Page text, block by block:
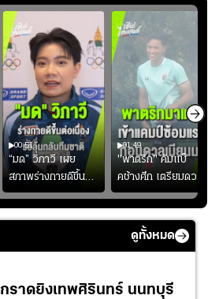
00:51
“มด” วิภาวี เผย
สภาพร่างกายดีขึ้น
อย่างต่อเนื่อง พร้อม
พยายามลงสนามให้
01:49
"พาตริก" คัมแบ็
คช้างศึก เตรียมดวล
เมียนมา อาเซียน คัพ
2026 #ฟุตบอล
#ทีมชาติไทย
ดูทั้งหมด
กราดยิงเทพศิรินทร์ นนทบุรี